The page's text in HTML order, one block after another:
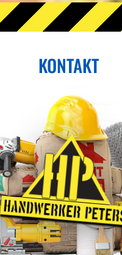
KONTAKT